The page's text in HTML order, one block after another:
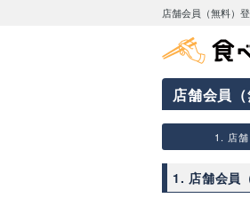
店舗会員（無料）
店舗会員
1. 店
1. 店舗会員